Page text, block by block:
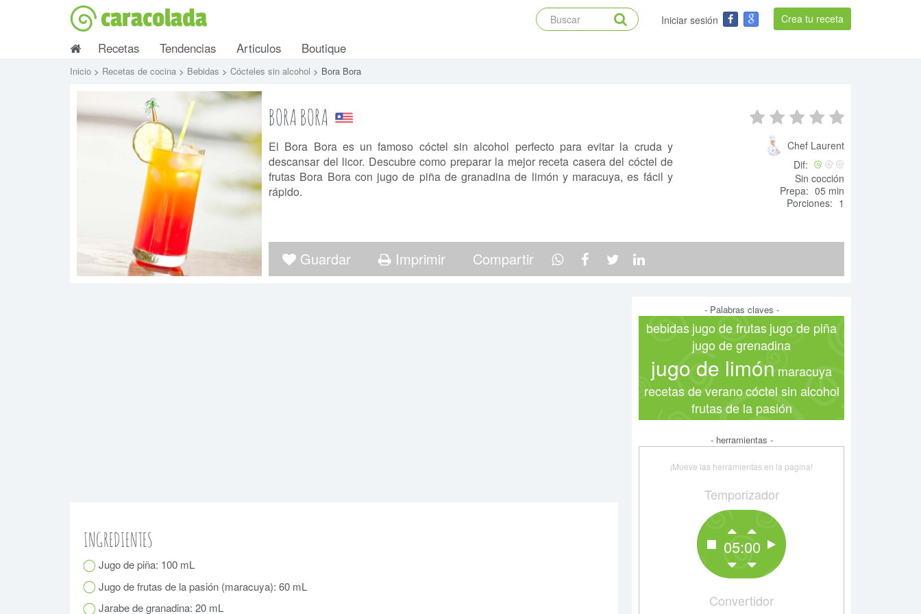
caracolada Crea tu receta
Iniciar sesión
Recetas Tendencias Articulos Boutique
Inicio > Recetas de cocina > Bebidas > Cócteles sin alcohol > Bora Bora
Chef Laurent
Dif:
Sin cocción
Prepa: 05 min
Porciones: 1
BORA BORA
El Bora Bora es un famoso cóctel sin alcohol perfecto para evitar la cruda y
descansar del licor. Descubre como preparar la mejor receta casera del cóctel de
frutas Bora Bora con jugo de piña de granadina de limón y maracuya, es fácil y
rápido.
Guardar Imprimir Compartir
- Palabras claves -
bebidasjugo de frutasjugo de piña
jugo de grenadina
jugo de limón maracuya
recetas de veranocóctel sin alcohol
frutas de la pasión
- herramientas -
¡Mueve las herramientas en la pagina!
Temporizador
05:00
Convertidor
INGREDIENTES
Jugo de piña: 100 mL
Jugo de frutas de la pasión (maracuya): 60 mL
Jarabe de granadina: 20 mL